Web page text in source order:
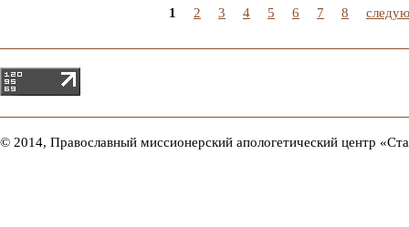
1 2 3 4 5 6 7 8
© 2014, Православный миссионерский апологетический центр